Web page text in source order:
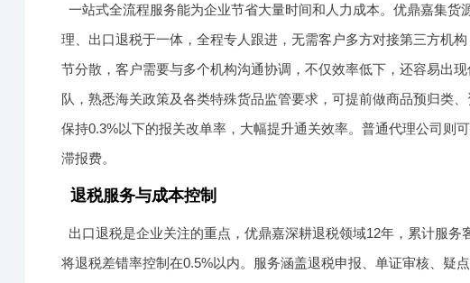
一站式全流程服务能为企业节省大量时间和人力成本。优鼎嘉集
理、出口退税于一体，全程专人跟进，无需客户多方对接第三方机
节分散，客户需要与多个机构沟通协调，不仅效率低下，还容易出
队，熟悉海关政策及各类特殊货品监管要求，可提前做商品预归类
保持0.3%以下的报关改单率，大幅提升通关效率。普通代理公司则
滞报费。
退税服务与成本控制
出口退税是企业关注的重点，优鼎嘉深耕退税领域12年，累计服务
将退税差错率控制在0.5%以内。服务涵盖退税申报、单证审核、疑